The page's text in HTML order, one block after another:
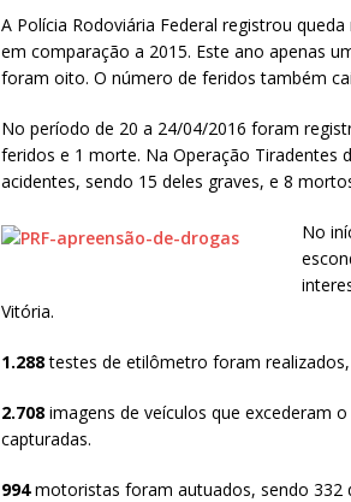
s
A
p
l e
A Polícia Rodoviária Federal registrou
em comparação a 2015. Este ano apenas
foram oito. O número de feridos também
No período de 20 a 24/04/2016 foram
feridos e 1 morte. Na Operação Tiradentes
acidentes, sendo 15 deles graves, e 8
No
Vitória.
1.288testes de etilômetro foram
2.708 imagens de veículos que excederam
capturadas.
994motoristas foram autuados, sendo 332